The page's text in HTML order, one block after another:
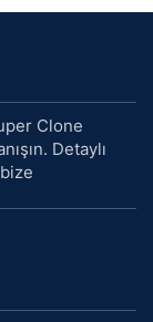
Clone
Detaylı